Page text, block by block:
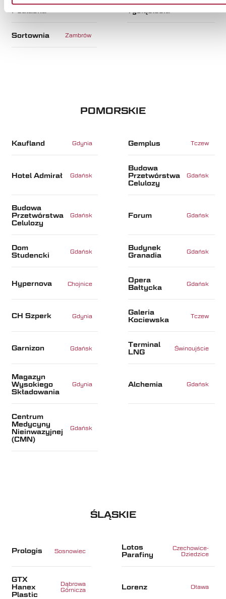
Opera
Podlaska
Białystok
Apartamenty
Tysiąclecia
Białystok
Sortownia Zambrów
POMORSKIE
Kaufland Gdynia Gemplus Tczew
Hotel Admirał Gdańsk
Budowa
Przetwórstwa
Celulozy
Gdańsk
Budowa
Przetwórstwa
Celulozy
Gdańsk Forum Gdańsk
Dom
Studencki
Gdańsk
Budynek
Granadia
Gdańsk
Hypernova Chojnice
Opera
Bałtycka
Gdańsk
CH Szperk Gdynia
Galeria
Kociewska
Tczew
Garnizon Gdańsk
Terminal
LNG
Świnoujście
Magazyn
Wysokiego
Składowania
Gdynia Alchemia Gdańsk
Centrum
Medycyny
Nieinwazyjnej
(CMN)
Gdańsk
ŚLĄSKIE
Prologis Sosnowiec
Lotos
Parafiny
Czechowice-
Dziedzice
GTX
Hanex
Plastic
Dąbrowa
Górnicza
Lorenz Oława